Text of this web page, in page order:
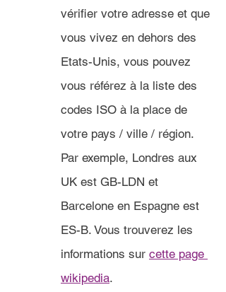
vérifier votre adresse et que
vous vivez en dehors des
Etats-Unis, vous pouvez
vous référez à la liste des
codes ISO à la place de
votre pays / ville / région.
Par exemple, Londres aux
UK est GB-LDN et
Barcelone en Espagne est
ES-B. Vous trouverez les
informations sur cette page
wikipedia.